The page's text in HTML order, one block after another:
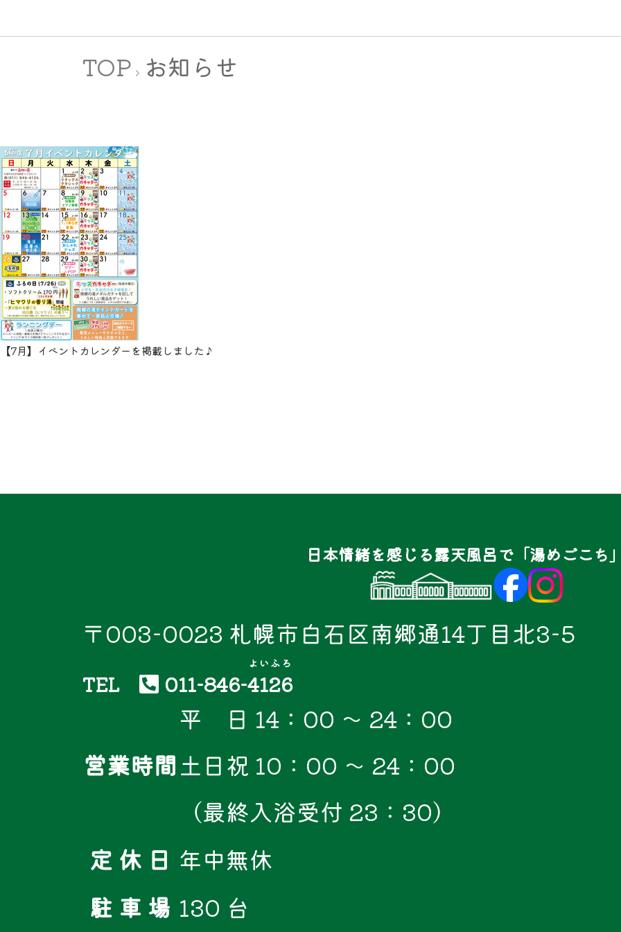
TOP お知らせ
【7月】イベントカレンダーを掲載しました♪
日本情緒を感じる露天風呂で「湯めごこち
〒003-0023 札幌市白石区南郷通14丁目北3-5
TEL 011-846-4126
よいふろ
営業時間
平 日 14：00 ～ 24：00
土日祝 10：00 ～ 24：00
（最終入浴受付 23：30）
定 休 日 年中無休
駐 車 場 130 台